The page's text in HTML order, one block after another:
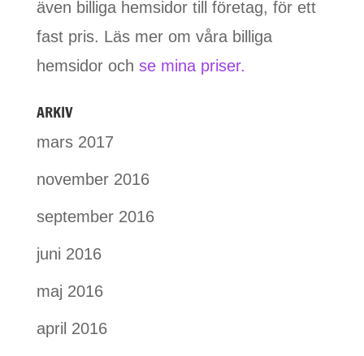
även billiga hemsidor till företag, för ett
fast pris. Läs mer om våra billiga
hemsidor och se mina priser.
ARKIV
mars 2017
november 2016
september 2016
juni 2016
maj 2016
april 2016